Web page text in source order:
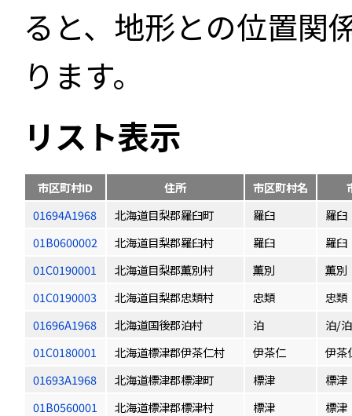
ると、地形との位置関
ります。
リスト表示
市区町村ID 住所 市区町村名
01694A1968
北海道目梨郡羅臼町 羅臼
羅臼
01B0600002
北海道目梨郡羅臼村 羅臼
羅臼
01C0190001
北海道目梨郡薫別村 薫別
薫別
01C0190003
北海道目梨郡忠類村 忠類
忠類
01696A1968
北海道国後郡泊村 泊
泊/
01C0180001
北海道標津郡伊茶仁村 伊茶仁
伊茶
01693A1968
北海道標津郡標津町 標津
標津
01B0560001
北海道標津郡標津村 標津
標津